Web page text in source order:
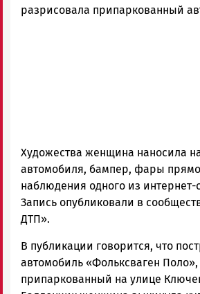
разрисовала припаркованный
Художества женщина наносила
автомобиля, бампер, фары
наблюдения одного из интернет-
Запись опубликовали в
ДТП».
В публикации говорится, что
автомобиль «Фольксваген Поло»,
припаркованный на улице